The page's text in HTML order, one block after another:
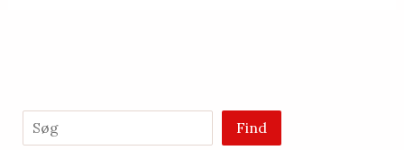
Søg Find